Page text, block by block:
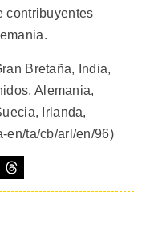
contribuyentes
Bretaña, India,
Alemania,
Irlanda,
en/ta/cb/arl/en/96)